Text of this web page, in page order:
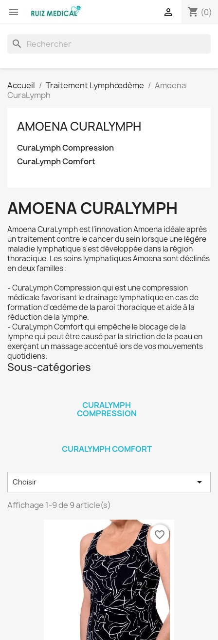
 shopping_cart (0)

search
Accueil Traitement Lymphœdème
Amoena
CuraLymph
AMOENA CURALYMPH
CuraLymph Compression
CuraLymph Comfort
AMOENA CURALYMPH
Amoena CuraLymph est l'innovation Amoena idéale après
un traitement contre le cancer du sein lorsque une légère
maladie lymphatique s'est développée dans la région
thoracique. Les soins lymphatiques Amoena sont déclinés
en deux familles :
- CuraLymph Compression qui est une compression
médicale favorisant le drainage lymphatique en cas de
formation d'œdème de la paroi thoracique et aide à la
réduction de la lymphe.
- CuraLymph Comfort qui empêche le blocage de la
lymphe qui peut être causé par la striction de la peau en
exerçant un massage accentué lors de vos mouvements
quotidiens.
Sous-catégories
CURALYMPH
COMPRESSION
CURALYMPH COMFORT
Choisir 
Affichage 1-9 de 9 article(s)
favorite_border